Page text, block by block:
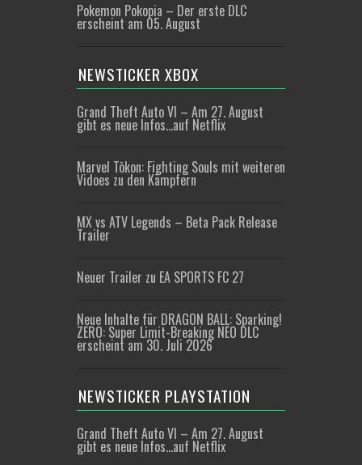
Pokemon Pokopia – Der erste DLC
erscheint am 05. August
NEWSTICKER XBOX
Grand Theft Auto VI – Am 27. August
gibt es neue Infos…auf Netflix
Marvel Tōkon: Fighting Souls mit weiteren
Vidoes zu den Kämpfern
MX vs ATV Legends – Beta Pack Release
Trailer
Neuer Trailer zu EA SPORTS FC 27
Neue Inhalte für DRAGON BALL: Sparking!
ZERO: Super Limit-Breaking NEO DLC
erscheint am 30. Juli 2026
NEWSTICKER PLAYSTATION
Grand Theft Auto VI – Am 27. August
gibt es neue Infos…auf Netflix